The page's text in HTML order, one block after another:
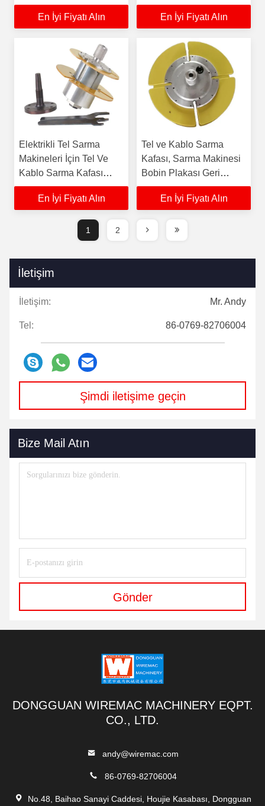
Çalışma ve Sarma
Makinesi
En İyi Fiyatı Alın
Tel Colier Kafası
En İyi Fiyatı Alın
Elektrikli Tel Sarma
Makineleri İçin Tel Ve
Kablo Sarma Kafası
Hızlı Aç
En İyi Fiyatı Alın
Tel ve Kablo Sarma
Kafası, Sarma Makinesi
Bobin Plakası Geri
Sarma Kafası
En İyi Fiyatı Alın
1 2
İletişim
İletişim: Mr. Andy
Tel: 86-0769-82706004
Şimdi iletişime geçin
Bize Mail Atın
Gönder
DONGGUAN WIREMAC MACHINERY EQPT.
CO., LTD.
andy@wiremac.com
86-0769-82706004
No.48, Baihao Sanayi Caddesi, Houjie Kasabası, Dongguan